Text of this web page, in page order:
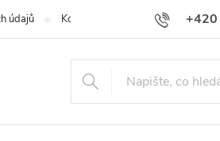
údajů Kontakty Doprava a platba